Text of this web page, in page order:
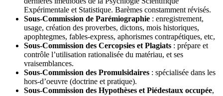
Expérimentale et Statistique. Barèmes constamment révisés.
Sous-Commission de Parémiographie : enregistrement,
usage, création des proverbes, dictons, mois historiques,
apophtegmes, fables-express, aphorismes contrapétiques, etc,
Sous-Commission des Cercopsies et Plagiats : prépare et
contrôle l’utilisation rationalisée du matériau, et ses
vraisemblances.
Sous-Commission des Promulsidaires : spécialisée dans les
hors-d’oeuvre (doctrine et pratique).
Sous-Commission des Hypothèses et Piédestaux occupée,